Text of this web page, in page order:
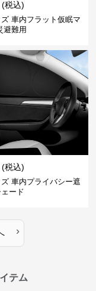
(税込)
車内フラット仮眠マ
避難用
(税込)
車内プライバシー遮
ード
›
テム